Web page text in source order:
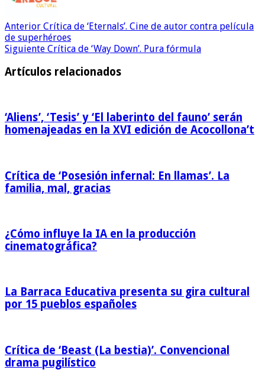
Anterior Crítica de ‘Eternals’. Cine de autor contra película
de superhéroes
Siguiente Crítica de ‘Way Down’. Pura fórmula
Artículos relacionados
‘Aliens’, ‘Tesis’ y ‘El laberinto del fauno’ serán
homenajeadas en la XVI edición de Acocollona’t
Crítica de ‘Posesión infernal: En llamas’. La
familia, mal, gracias
¿Cómo influye la IA en la producción
cinematográfica?
La Barraca Educativa presenta su gira cultural
por 15 pueblos españoles
Crítica de ‘Beast (La bestia)’. Convencional
drama pugilístico